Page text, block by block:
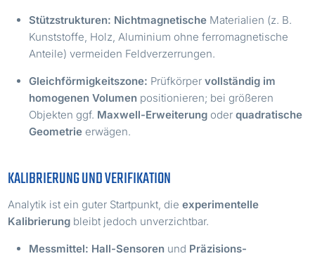
Stützstrukturen: Nichtmagnetische Materialien (z. B.
Kunststoffe, Holz, Aluminium ohne ferromagnetische
Anteile) vermeiden Feldverzerrungen.
Gleichförmigkeitszone: Prüfkörpervollständig im
homogenen Volumen positionieren; bei größeren
Objekten ggf. Maxwell-Erweiterung oderquadratische
Geometrie erwägen.
KALIBRIERUNG UND VERIFIKATION
Analytik ist ein guter Startpunkt, dieexperimentelle
Kalibrierung bleibt jedoch unverzichtbar.
Messmittel: Hall-Sensoren und Präzisions-